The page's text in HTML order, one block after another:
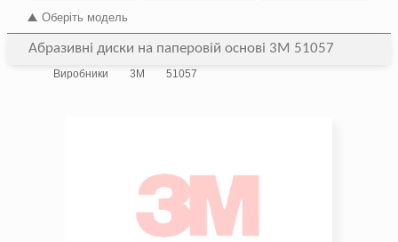
Оберіть модель
Абразивні диски на паперовій основі 3M 51057
Виробники 3M 51057